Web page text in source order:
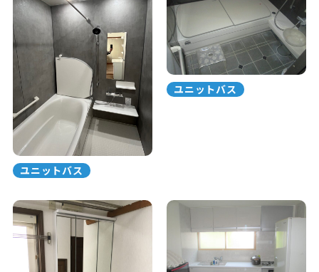
ユニットバス
ユニットバス